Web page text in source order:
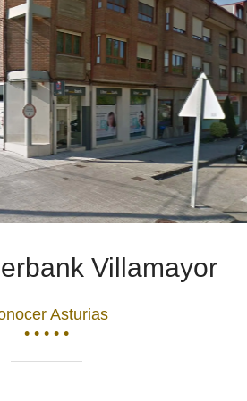
Villamayor
Asturias
• • • • •